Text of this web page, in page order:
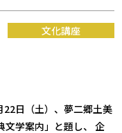
o
n
文化講座
日（土）、夢二郷土美
文学案内」と題し、 企